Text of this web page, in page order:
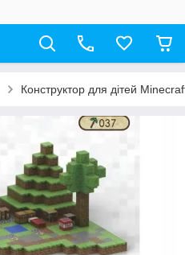
Конструктор для дітей